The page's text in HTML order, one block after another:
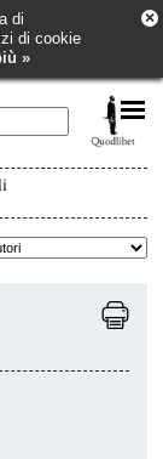
di
di cookie
»
×